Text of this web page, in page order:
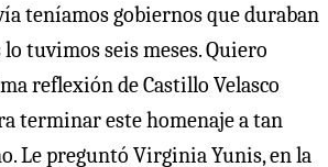
teníamos gobiernos que duraban
lo tuvimos seis meses. Quiero
reflexión de Castillo Velasco
terminar este homenaje a tan
Le preguntó Virginia Yunis, en la